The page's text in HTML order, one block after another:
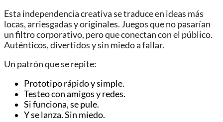
Esta independencia creativa se traduce en ideas más
locas, arriesgadas y originales. Juegos que no pasarían
un filtro corporativo, pero que conectan con el público.
Auténticos, divertidos y sin miedo a fallar.
Un patrón que se repite:
Prototipo rápido y simple.
Testeo con amigos y redes.
Si funciona, se pule.
Y se lanza. Sin miedo.